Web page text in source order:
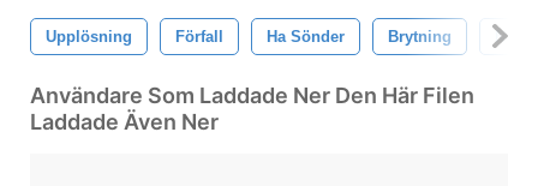
Upplösning Förfall Ha Sönder Brytning Ner
Användare Som Laddade Ner Den Här Filen
Laddade Även Ner